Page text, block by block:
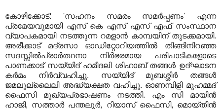
കോഴിക്കോട്: 'സഹനം സമരം സമര്‍പ്പണം' എന്ന
പ്രമേയവുമായി എസ് കെ എസ് എസ് എഫ് സംസ്ഥാന
വ്യാപകമായി നടത്തുന്ന റമളാന്‍ കാമ്പയിന് തുടക്കമായി.
അരീക്കാട് മദ്രസാ ഓഡിറ്റോറിയത്തില്‍ തിങ്ങിനിറഞ്ഞ
സദസ്സില്‍പ്രാര്‍ത്ഥനാ നിര്‍ഭരമായ പരിപാടികളോടെ
പാണക്കാട് സയ്യിദ് ഹമീദലി ശിഹാബ് തങ്ങള്‍ ഉദ്ഘാടന
കര്‍മം നിര്‍വ്വഹിച്ചു. സയ്യിദ് മുബശ്ശിര്‍ തങ്ങള്‍
ജമലുല്ലൈലി അദ്ധ്യക്ഷത വഹിച്ചു. ഓണമ്പിളി മുഹമ്മദ്
ഫൈസി മുഖ്യപ്രഭാഷണം നടത്തി. എം സി മായിന്‍
ഹാജി, സത്താര്‍ പന്തലൂര്‍, റിയാസ് ഫൈസി, മൊയ്തീന്‍